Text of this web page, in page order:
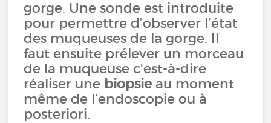
gorge. Une sonde est introduite
pour permettre d’observer l’état
des muqueuses de la gorge. Il
faut ensuite prélever un morceau
de la muqueuse c'est-à-dire
réaliser une biopsie au moment
même de l’endoscopie ou à
posteriori.